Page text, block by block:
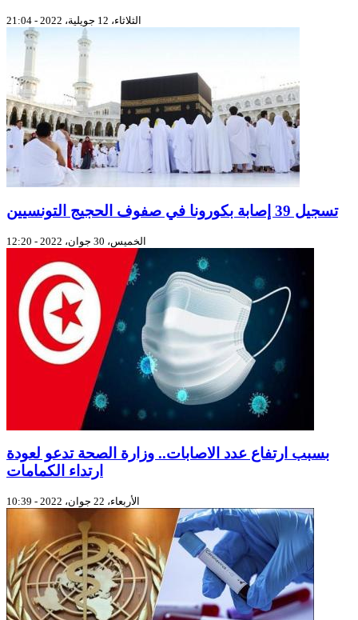
الثلاثاء، 12 جويلية، 2022 - 21:04
تسجيل 39 إصابة بكورونا في صفوف الحجيج التونسيين
الخميس، 30 جوان، 2022 - 12:20
بسبب ارتفاع عدد الاصابات.. وزارة الصحة تدعو لعودة
ارتداء الكمامات
الأربعاء، 22 جوان، 2022 - 10:39